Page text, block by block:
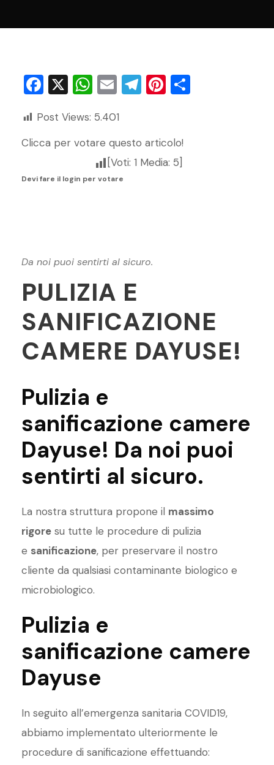
F
c
e
o
X W
at
s
A
p
E
ai
l
T
gr
a
Pi
e
st
Post Views: 5.401
Clicca per votare questo articolo!
[Voti: 1 Media: 5]
Devi fare il login per votare
Da noi puoi sentirti al sicuro.
PULIZIA E
SANIFICAZIONE
CAMERE DAYUSE!
Pulizia e
sanificazione camere
Dayuse! Da noi puoi
sentirti al sicuro.
La nostra struttura propone il massimo
rigore su tutte le procedure di pulizia
e sanificazione, per preservare il nostro
cliente da qualsiasi contaminante biologico e
microbiologico.
Pulizia e
sanificazione camere
Dayuse
In seguito all’emergenza sanitaria COVID19,
abbiamo implementato ulteriormente le
procedure di sanificazione effettuando: